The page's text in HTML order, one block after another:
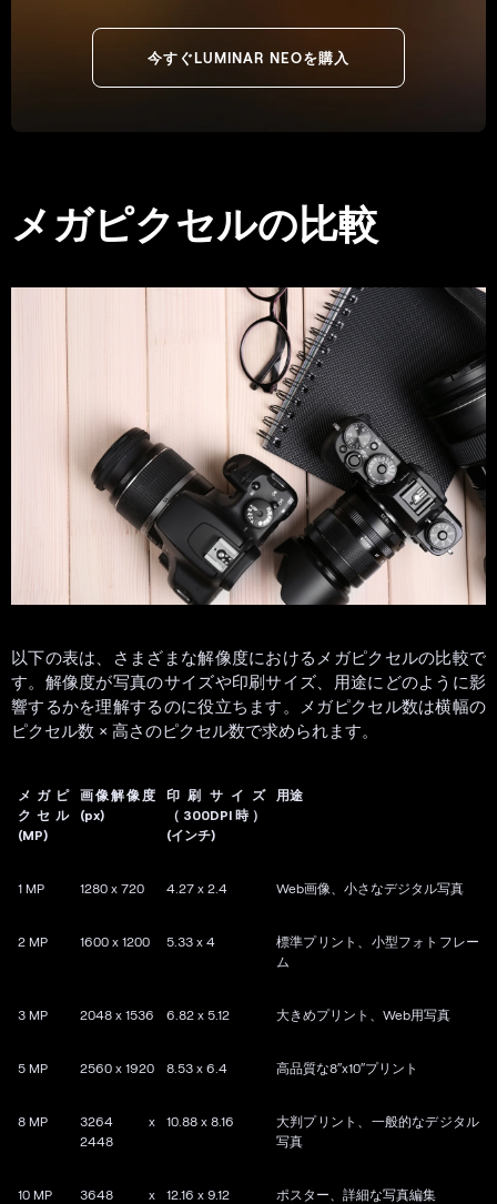
今すぐLUMINAR NEOを購入
メガピクセルの比較
以下の表は、さまざまな解像度におけるメガピクセルの比較で
す。解像度が写真のサイズや印刷サイズ、用途にどのように影
響するかを理解するのに役立ちます。メガピクセル数は横幅の
ピクセル数 × 高さのピクセル数で求められます。
メガピ
クセル
(MP)
画像解像度
(px)
印刷サイズ
（300DPI時）
(インチ)
用途
1 MP 1280 x 720 4.27 x 2.4 Web画像、小さなデジタル写真
2 MP 1600 x 1200 5.33 x 4
標準プリント、小型フォトフレー
ム
3 MP 2048 x 1536 6.82 x 5.12 大きめプリント、Web用写真
5 MP 2560 x 1920 8.53 x 6.4 高品質な8″x10″プリント
8 MP
3264 x
2448
10.88 x 8.16
大判プリント、一般的なデジタル
写真
10 MP
3648 x
12.16 x 9.12 ポスター、詳細な写真編集